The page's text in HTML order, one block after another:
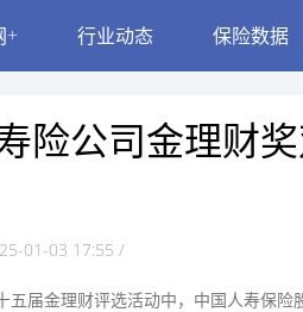
+ 行业动态 保险数据
险公司金理财
01-03 17:55 /
届金理财评选活动中，中国人寿保险